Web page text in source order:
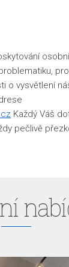
o vysvětlení
Každý Váš
pečlivě